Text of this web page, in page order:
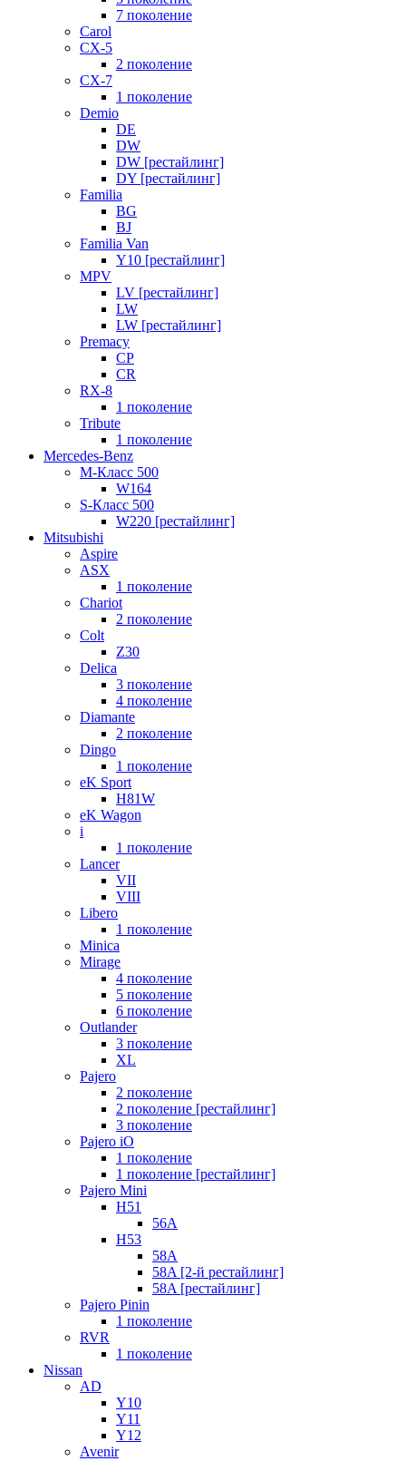
7 поколение
Carol
CX-5
2 поколение
CX-7
1 поколение
Demio
DE
DW
DW [рестайлинг]
DY [рестайлинг]
Familia
BG
BJ
Familia Van
Y10 [рестайлинг]
MPV
LV [рестайлинг]
LW
LW [рестайлинг]
Premacy
CP
CR
RX-8
1 поколение
Tribute
1 поколение
Mercedes-Benz
M-Класс 500
W164
S-Класс 500
W220 [рестайлинг]
Mitsubishi
Aspire
ASX
1 поколение
Chariot
2 поколение
Colt
Z30
Delica
3 поколение
4 поколение
Diamante
2 поколение
Dingo
1 поколение
eK Sport
H81W
eK Wagon
i
1 поколение
Lancer
VII
VIII
Libero
1 поколение
Minica
Mirage
4 поколение
5 поколение
6 поколение
Outlander
3 поколение
XL
Pajero
2 поколение
2 поколение [рестайлинг]
3 поколение
Pajero iO
1 поколение
1 поколение [рестайлинг]
Pajero Mini
H51
56A
H53
58A
58A [2-й рестайлинг]
58A [рестайлинг]
Pajero Pinin
1 поколение
RVR
1 поколение
Nissan
AD
Y10
Y11
Y12
Avenir